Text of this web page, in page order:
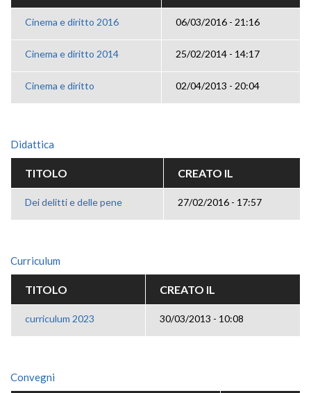
Cinema e diritto 2016 06/03/2016 - 21:16
Cinema e diritto 2014 25/02/2014 - 14:17
Cinema e diritto 02/04/2013 - 20:04
Didattica
TITOLO CREATO IL
Dei delitti e delle pene 27/02/2016 - 17:57
Curriculum
TITOLO CREATO IL
curriculum 2023 30/03/2013 - 10:08
Convegni